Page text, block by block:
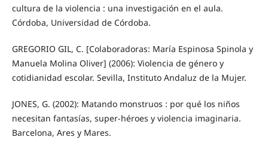
cultura de la violencia : una investigación en el aula.
Córdoba, Universidad de Córdoba.
GREGORIO GIL, C. [Colaboradoras: María Espinosa Spinola y
Manuela Molina Oliver] (2006): Violencia de género y
cotidianidad escolar. Sevilla, Instituto Andaluz de la Mujer.
JONES, G. (2002): Matando monstruos : por qué los niños
necesitan fantasías, super-héroes y violencia imaginaria.
Barcelona, Ares y Mares.